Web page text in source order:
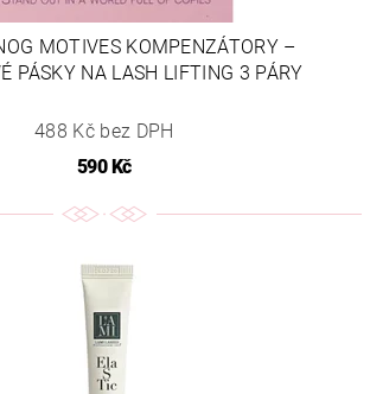
MOTIVES KOMPENZÁTORY –
PÁSKY NA LASH LIFTING 3 PÁRY
488 Kč bez DPH
590 Kč